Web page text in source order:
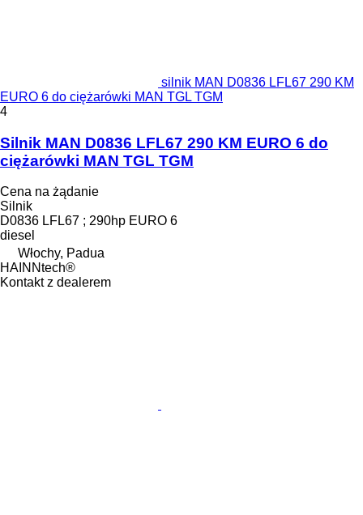
silnik MAN D0836 LFL67 290 KM
EURO 6 do ciężarówki MAN TGL TGM
4
Silnik MAN D0836 LFL67 290 KM EURO 6 do
ciężarówki MAN TGL TGM
Cena na żądanie
Silnik
D0836 LFL67 ; 290hp EURO 6
diesel
Włochy, Padua
HAINNtech®
Kontakt z dealerem